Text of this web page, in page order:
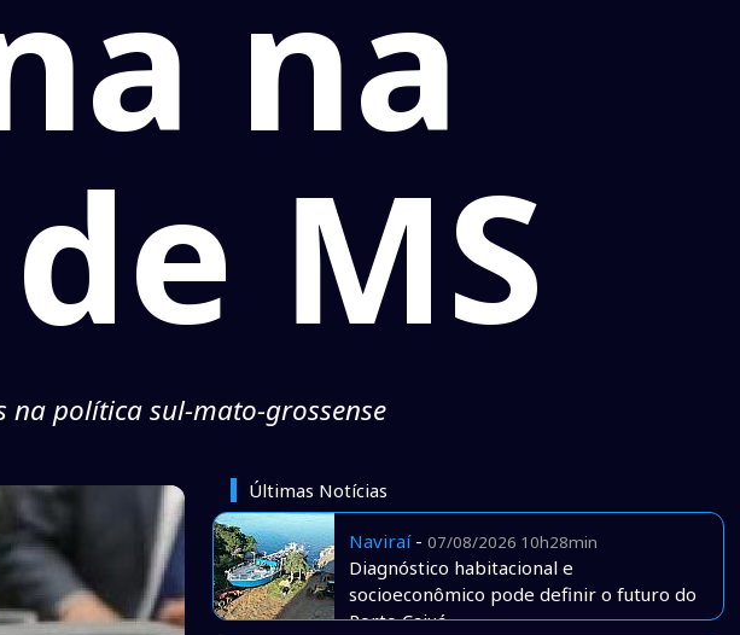
na
MS
política sul-mato-grossense
Últimas Notícias
Naviraí- 07/08/2026 10h28min
Diagnóstico habitacional e
socioeconômico pode definir o futuro do
Porto Caiuá